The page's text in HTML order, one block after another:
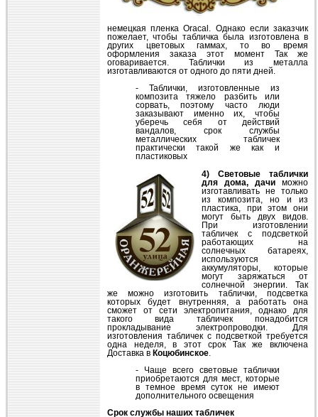
немецкая пленка Oracal. Однако если заказчик
пожелает, чтобы табличка была изготовлена в
других цветовых гаммах, то во время
оформления заказа этот момент Так же
оговаривается. Таблички из металла
изготавливаются от одного до пяти дней.
- Таблички, изготовленные из
композита тяжело разбить или
сорвать, поэтому часто люди
заказывают именно их, чтобы
уберечь себя от действий
вандалов, срок службы
металлических табличек
практически такой же как и
пластиковых
4) Световые таблички
для дома, дачи можно
изготавливать не только
из композита, но и из
пластика, при этом они
могут быть двух видов.
При изготовлении
табличек с подсветкой
работающих на
солнечных батареях,
используются
аккумуляторы, которые
могут заряжаться от
солнечной энергии. Так
же можно изготовить таблички, подсветка
которых будет внутренняя, а работать она
сможет от сети электропитания, однако для
такого вида табличек понадобится
прокладывание электропроводки. Для
изготовления табличек с подсветкой требуется
одна неделя, в этот срок Так же включена
Доставка в Коцюбинское.
- Чаще всего световые таблички
приобретаются для мест, которые
в темное время суток не имеют
дополнительного освещения
Срок службы наших табличек